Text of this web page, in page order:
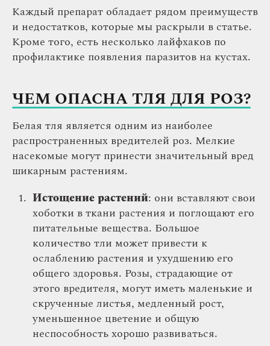
Каждый препарат обладает рядом преимуществ
и недостатков, которые мы раскрыли в статье.
Кроме того, есть несколько лайфхаков по
профилактике появления паразитов на кустах.
ЧЕМ ОПАСНА ТЛЯ ДЛЯ РОЗ?
Белая тля является одним из наиболее
распространенных вредителей роз. Мелкие
насекомые могут принести значительный вред
шикарным растениям.
Истощение растений: они вставляют свои
хоботки в ткани растения и поглощают его
питательные вещества. Большое
количество тли может привести к
ослаблению растения и ухудшению его
общего здоровья. Розы, страдающие от
этого вредителя, могут иметь маленькие и
скрученные листья, медленный рост,
уменьшенное цветение и общую
неспособность хорошо развиваться.